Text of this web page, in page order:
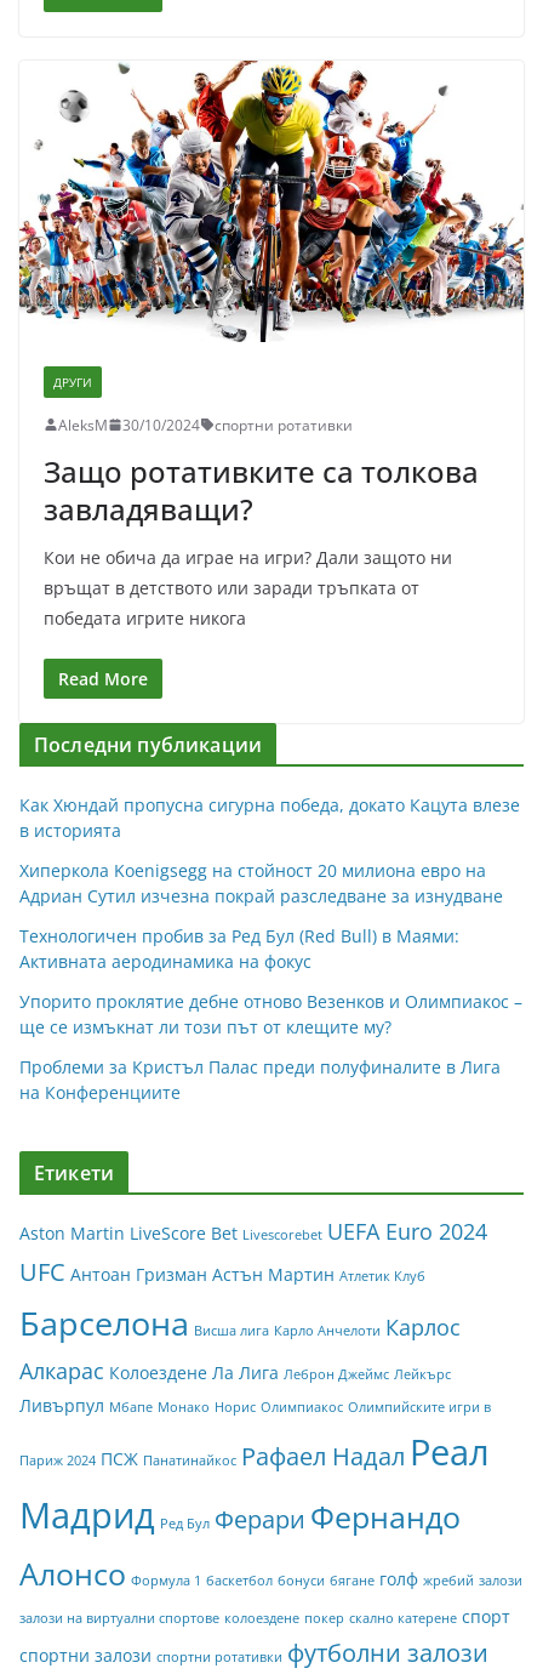
ДРУГИ
AleksM 30/10/2024 спортни ротативки
Защо ротативките са толкова
завладяващи?
Кои не обича да играе на игри? Дали защото ни
връщат в детството или заради тръпката от
победата игрите никога
Read More
Последни публикации
Как Хюндай пропусна сигурна победа, докато Кацута влезе
в историята
Хиперкола Koenigsegg на стойност 20 милиона евро на
Адриан Сутил изчезна покрай разследване за изнудване
Технологичен пробив за Ред Бул (Red Bull) в Маями:
Активната аеродинамика на фокус
Упорито проклятие дебне отново Везенков и Олимпиакос –
ще се измъкнат ли този път от клещите му?
Проблеми за Кристъл Палас преди полуфиналите в Лига
на Конференциите
Етикети
Aston Martin LiveScore Bet Livescorebet UEFA Euro 2024
UFC Антоан Гризман Астън Мартин Атлетик Клуб
Барселона Висша лига Карло Анчелоти Карлос
Алкарас Колоездене Ла Лига Леброн Джеймс Лейкърс
Ливърпул Мбапе Монако Норис Олимпиакос Олимпийските игри в
Париж 2024 ПСЖ Панатинайкос Рафаел Надал Реал
Мадрид Ред Бул Ферари Фернандо
Алонсо Формула 1 баскетбол бонуси бягане голф жребий залози
залози на виртуални спортове колоездене покер скално катерене спорт
спортни залози спортни ротативки футболни залози